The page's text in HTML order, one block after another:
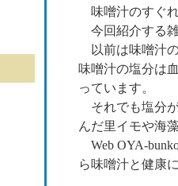
味噌汁のすぐれ
今回紹介する雑
以前は味噌汁の
味噌汁の塩分は
っています。
それでも塩分
んだ里イモや海
Web OYA‐
ら味噌汁と健康